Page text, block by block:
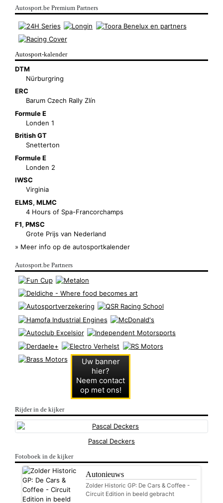
Autosport.be Premium Partners
Autosport-kalender
DTM
Nürburgring
ERC
Barum Czech Rally Zlín
Formule E
Londen 1
British GT
Snetterton
Formule E
Londen 2
IWSC
Virginia
ELMS, MLMC
4 Hours of Spa-Francorchamps
F1, PMSC
Grote Prijs van Nederland
» Meer info op de autosportkalender
Autosport.be Partners
Uw banner
hier?
Neem contact
op met ons!
Rijder in de kijker
Pascal Deckers
Fotoboek in de kijker
Autonieuws
Zolder Historic GP: De Cars & Coffee -
Circuit Edition in beeld gebracht